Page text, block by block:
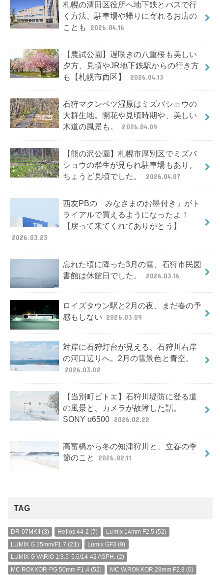
札幌の清田区役所へ地下鉄とバスで行
く方法、駐車場や帰りに寄れるお店の
ことも
2026.04.16
【農試公園】遅咲きの八重桜も美しい
夕方、見頃やJR地下鉄駅からの行き方
も【札幌市西区】
2026.04.13
石狩マクンベツ湿原はミズバショウの
大群生地。開花や見頃時期や、美しい
木道の風景も。
2026.04.09
【熊の沢公園】札幌市厚別区でミズバ
ショウの群生が見られ駐車場もあり。
ちょうど見頃でした。
2026.04.07
西友PBの「みなさまのお墨付き」がト
ライアルで買えるようになったよ！
【戻って来てくれてありがとう】
2026.03.23
忘れた頃に降った3月の雪、石狩市民図
書館は休館日でした。
2026.03.16
ロイズタウン駅と2月の夜、まだ春の予
感もしない 2026.03.09
対岸に石狩灯台が見える、石狩川右岸
の河口辺りへ。2月の雪景色と青空。
2026.03.02
【当別町ビトエ】石狩川堤防に登る道
の風景と、カメラが故障した話。
SONY α6500 2026.02.22
高富橋から冬の知津狩川と、立春の季
節のこと
2026.02.11
TAG
DR-07MKII (3) Helios 44-2 (7) Lumix 14mm F2.5 (52)
LUMIX G 25mm/F1.7 (21) Lumix GF3 (9)
LUMIX G VARIO 1:3.5-5.6/14-42 ASPH. (2)
MC ROKKOR-PG 50mm F1.4(52) MC W.ROKKOR 28mm F2.8 (6)